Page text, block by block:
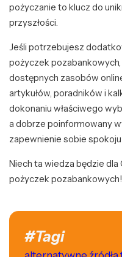
pożyczanie to klucz do
przyszłości.
Jeśli potrzebujesz
pożyczek
dostępnych zasobów
artykułów, poradników i
dokonaniu właściwego
a dobrze poinformowany
zapewnienie sobie
Niech ta wiedza będzie
pożyczek pozabankowych!
#Tagi